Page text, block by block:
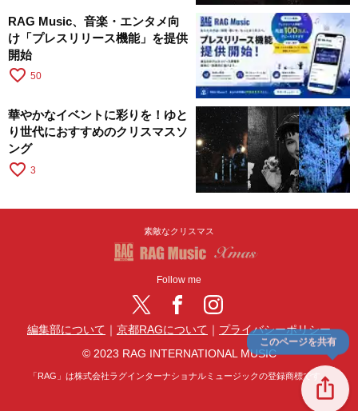
RAG Music、音楽・エンタメ向
け「プレスリリース機能」を提供
開始
favorite_border 50
華やかなイベントに彩りを！ゆと
り世代におすすめのクリスマスソ
ング
favorite_border 3
ios_share
このページを共有
素敵なクリスマス
Follow me
編集部について 京都RAGについて
プライバシーポリシー
© 2023 RAG INTERNATIONAL MUSIC
「RAG」は株式会社ラグインターナショナルミュージックの登録商標です。